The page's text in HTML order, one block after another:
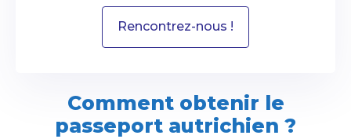
Rencontrez-nous !
Comment obtenir le
passeport autrichien ?